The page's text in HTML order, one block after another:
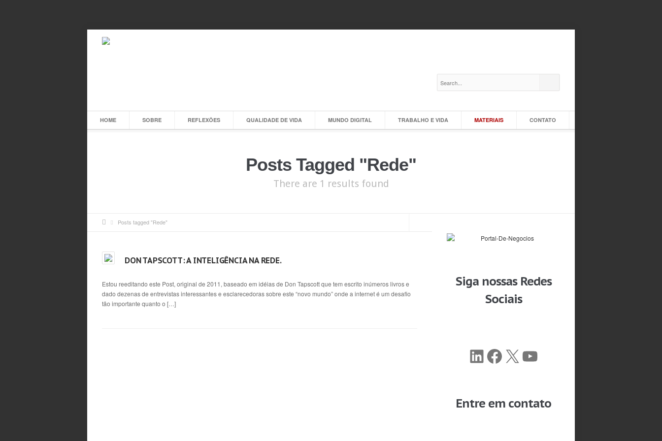
HOME SOBRE REFLEXÕES QUALIDADE DE VIDA MUNDO DIGITAL TRABALHO E VIDA MATERIAIS CONTATO
Posts Tagged "Rede"
There are 1 results found
Posts tagged "Rede"
DON TAPSCOTT: A INTELIGÊNCIA NA REDE.
Estou reeditando este Post, original de 2011, baseado em idéias de Don Tapscott que tem escrito inúmeros livros e
dado dezenas de entrevistas interessantes e esclarecedoras sobre este “novo mundo” onde a internet é um desafio
tão importante quanto o […]
Siga nossas Redes
Sociais
LinkedIn
Facebook
X Youtube
Entre em contato